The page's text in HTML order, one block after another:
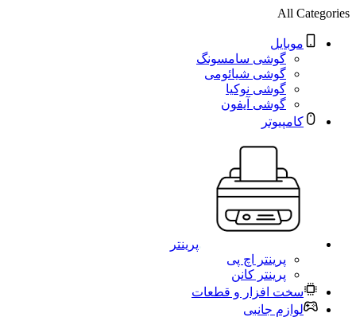
All Categories
موبایل
گوشی سامسونگ
گوشی شیائومی
گوشی نوکیا
گوشی آیفون
کامپیوتر
پرینتر
پرینتر اچ پی
پرینتر کانن
سخت افزار و قطعات
لوازم جانبی